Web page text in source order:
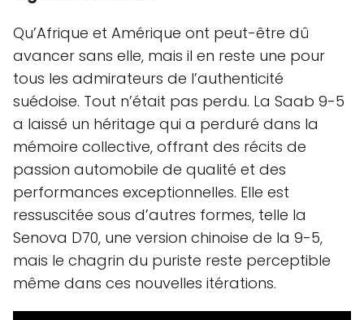
Qu’Afrique et Amérique ont peut-être dû
avancer sans elle, mais il en reste une pour
tous les admirateurs de l’authenticité
suédoise. Tout n’était pas perdu. La Saab 9-5
a laissé un héritage qui a perduré dans la
mémoire collective, offrant des récits de
passion automobile de qualité et des
performances exceptionnelles. Elle est
ressuscitée sous d’autres formes, telle la
Senova D70, une version chinoise de la 9-5,
mais le chagrin du puriste reste perceptible
même dans ces nouvelles itérations.